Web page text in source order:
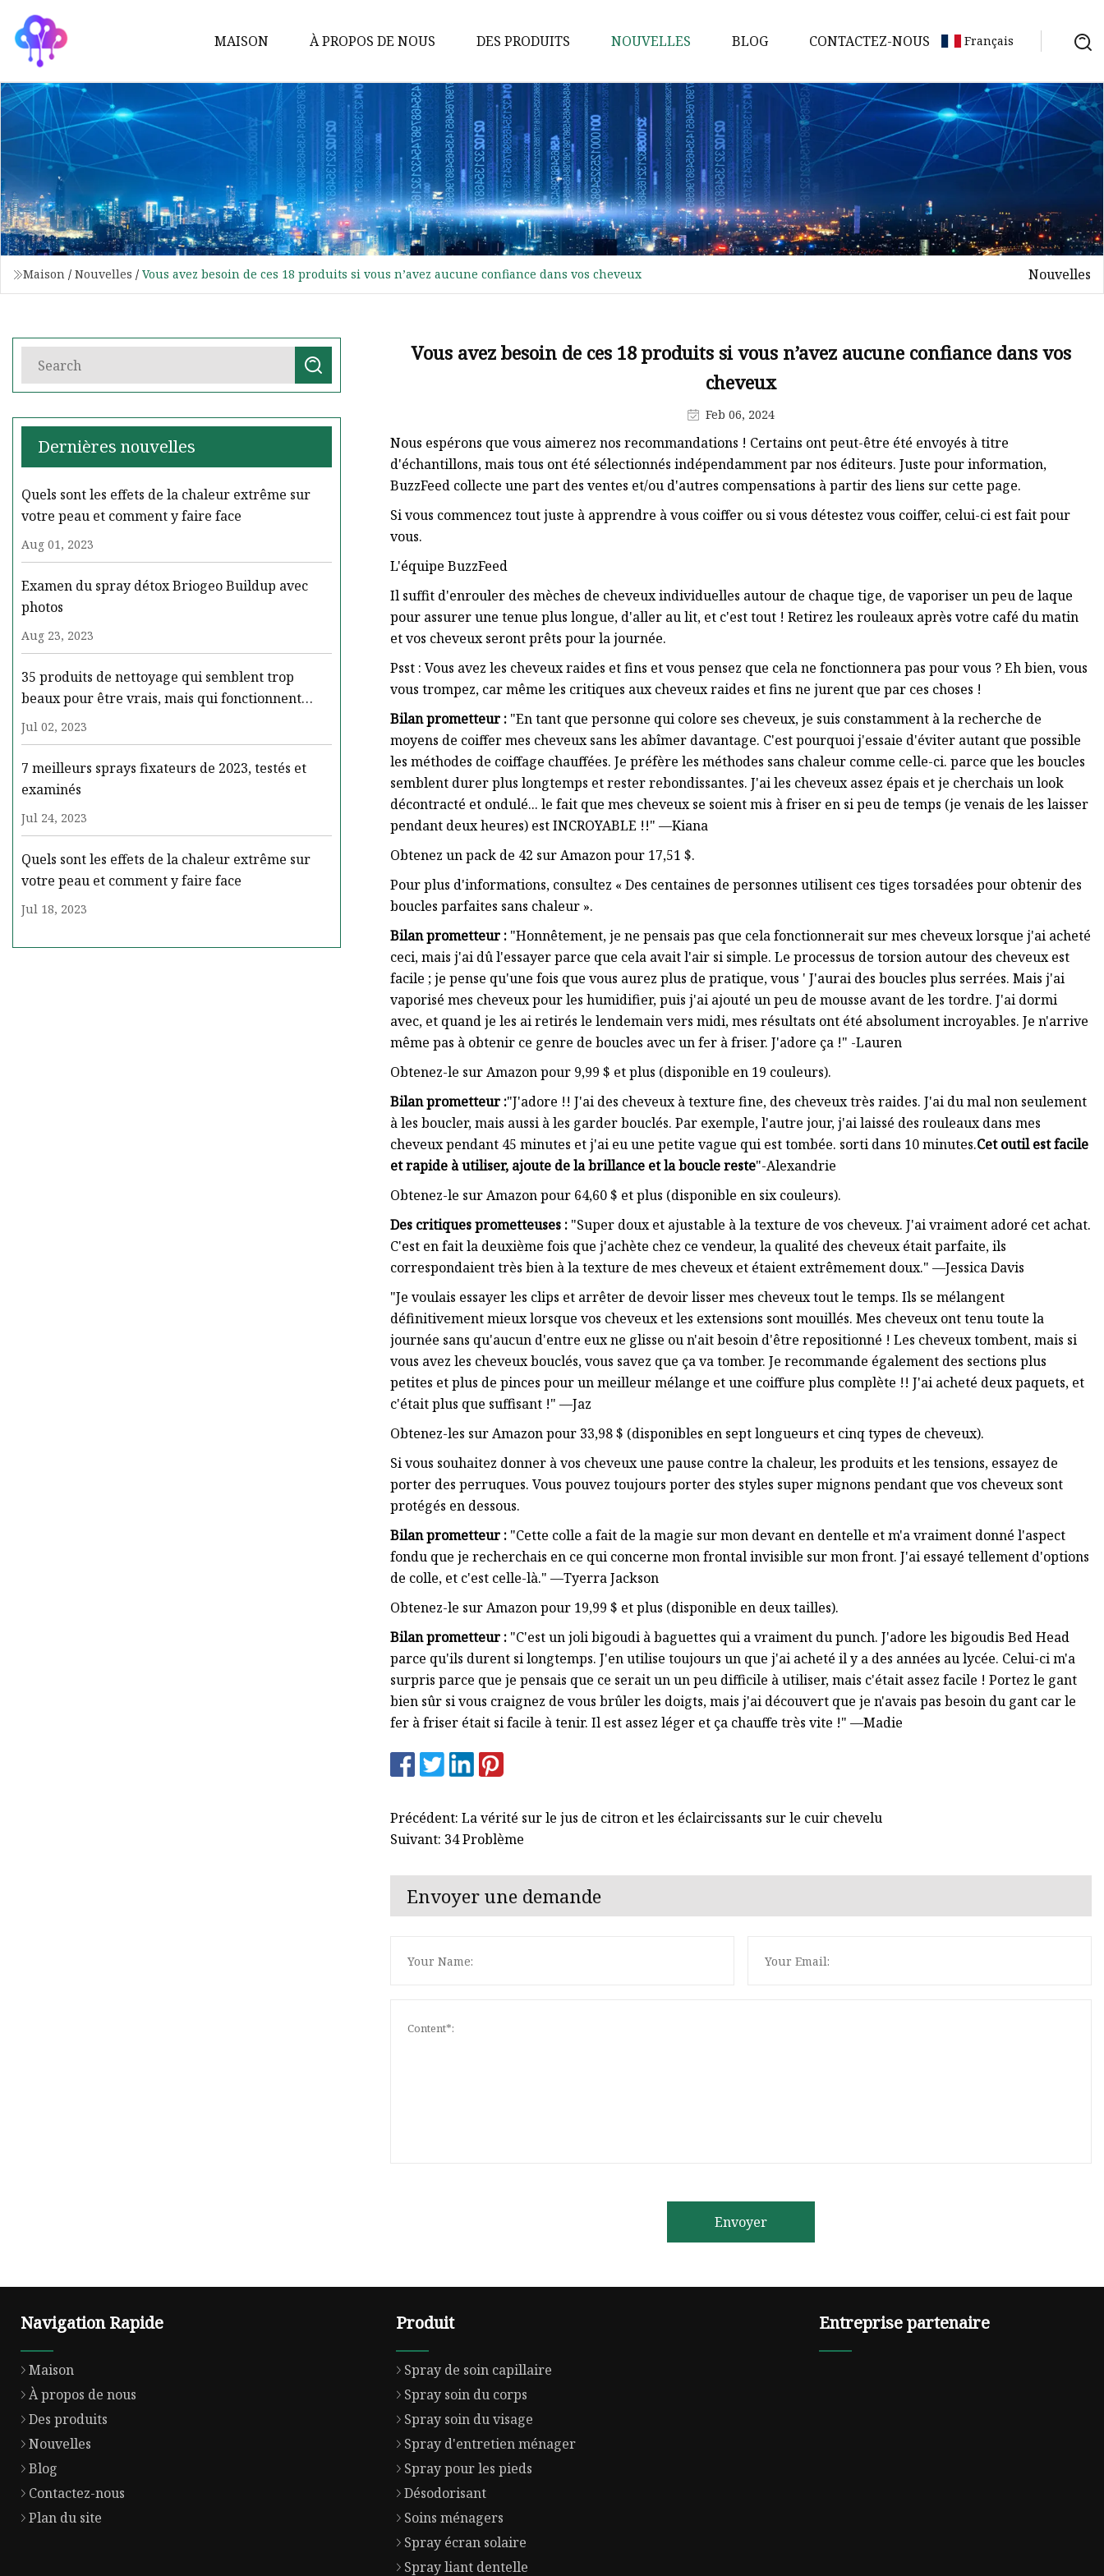
MAISON À PROPOS DE NOUS DES PRODUITS
Spray de soin capillaire
Spray soin du corps
Spray soin du visage
Spray d'entretien ménager
Spray pour les pieds
Désodorisant
Soins ménagers
Spray liant dentelle
NOUVELLES BLOG CONTACTEZ-NOUS Français
Maison / Nouvelles / Vous avez besoin de ces 18 produits si vous n’avez aucune confiance dans vos cheveux Nouvelles
Dernières nouvelles
Quels sont les effets de la chaleur extrême sur
votre peau et comment y faire face
Aug 01, 2023
Examen du spray détox Briogeo Buildup avec
photos
Aug 23, 2023
35 produits de nettoyage qui semblent trop
beaux pour être vrais, mais qui fonctionnent
réellement
Jul 02, 2023
7 meilleurs sprays fixateurs de 2023, testés et
examinés
Jul 24, 2023
Quels sont les effets de la chaleur extrême sur
votre peau et comment y faire face
Jul 18, 2023
Vous avez besoin de ces 18 produits si vous n’avez aucune confiance dans vos
cheveux
Feb 06, 2024
Nous espérons que vous aimerez nos recommandations ! Certains ont peut-être été envoyés à titre
d'échantillons, mais tous ont été sélectionnés indépendamment par nos éditeurs. Juste pour information,
BuzzFeed collecte une part des ventes et/ou d'autres compensations à partir des liens sur cette page.
Si vous commencez tout juste à apprendre à vous coiffer ou si vous détestez vous coiffer, celui-ci est fait pour
vous.
L'équipe BuzzFeed
Il suffit d'enrouler des mèches de cheveux individuelles autour de chaque tige, de vaporiser un peu de laque
pour assurer une tenue plus longue, d'aller au lit, et c'est tout ! Retirez les rouleaux après votre café du matin
et vos cheveux seront prêts pour la journée.
Psst : Vous avez les cheveux raides et fins et vous pensez que cela ne fonctionnera pas pour vous ? Eh bien, vous
vous trompez, car même les critiques aux cheveux raides et fins ne jurent que par ces choses !
Bilan prometteur : "En tant que personne qui colore ses cheveux, je suis constamment à la recherche de
moyens de coiffer mes cheveux sans les abîmer davantage. C'est pourquoi j'essaie d'éviter autant que possible
les méthodes de coiffage chauffées. Je préfère les méthodes sans chaleur comme celle-ci. parce que les boucles
semblent durer plus longtemps et rester rebondissantes. J'ai les cheveux assez épais et je cherchais un look
décontracté et ondulé... le fait que mes cheveux se soient mis à friser en si peu de temps (je venais de les laisser
pendant deux heures) est INCROYABLE !!" —Kiana
Obtenez un pack de 42 sur Amazon pour 17,51 $.
Pour plus d'informations, consultez « Des centaines de personnes utilisent ces tiges torsadées pour obtenir des
boucles parfaites sans chaleur ».
Bilan prometteur : "Honnêtement, je ne pensais pas que cela fonctionnerait sur mes cheveux lorsque j'ai acheté
ceci, mais j'ai dû l'essayer parce que cela avait l'air si simple. Le processus de torsion autour des cheveux est
facile ; je pense qu'une fois que vous aurez plus de pratique, vous ' J'aurai des boucles plus serrées. Mais j'ai
vaporisé mes cheveux pour les humidifier, puis j'ai ajouté un peu de mousse avant de les tordre. J'ai dormi
avec, et quand je les ai retirés le lendemain vers midi, mes résultats ont été absolument incroyables. Je n'arrive
même pas à obtenir ce genre de boucles avec un fer à friser. J'adore ça !" -Lauren
Obtenez-le sur Amazon pour 9,99 $ et plus (disponible en 19 couleurs).
Bilan prometteur :"J'adore !! J'ai des cheveux à texture fine, des cheveux très raides. J'ai du mal non seulement
à les boucler, mais aussi à les garder bouclés. Par exemple, l'autre jour, j'ai laissé des rouleaux dans mes
cheveux pendant 45 minutes et j'ai eu une petite vague qui est tombée. sorti dans 10 minutes.Cet outil est facile
et rapide à utiliser, ajoute de la brillance et la boucle reste"-Alexandrie
Obtenez-le sur Amazon pour 64,60 $ et plus (disponible en six couleurs).
Des critiques prometteuses : "Super doux et ajustable à la texture de vos cheveux. J'ai vraiment adoré cet achat.
C'est en fait la deuxième fois que j'achète chez ce vendeur, la qualité des cheveux était parfaite, ils
correspondaient très bien à la texture de mes cheveux et étaient extrêmement doux." —Jessica Davis
"Je voulais essayer les clips et arrêter de devoir lisser mes cheveux tout le temps. Ils se mélangent
définitivement mieux lorsque vos cheveux et les extensions sont mouillés. Mes cheveux ont tenu toute la
journée sans qu'aucun d'entre eux ne glisse ou n'ait besoin d'être repositionné ! Les cheveux tombent, mais si
vous avez les cheveux bouclés, vous savez que ça va tomber. Je recommande également des sections plus
petites et plus de pinces pour un meilleur mélange et une coiffure plus complète !! J'ai acheté deux paquets, et
c'était plus que suffisant !" —Jaz
Obtenez-les sur Amazon pour 33,98 $ (disponibles en sept longueurs et cinq types de cheveux).
Si vous souhaitez donner à vos cheveux une pause contre la chaleur, les produits et les tensions, essayez de
porter des perruques. Vous pouvez toujours porter des styles super mignons pendant que vos cheveux sont
protégés en dessous.
Bilan prometteur : "Cette colle a fait de la magie sur mon devant en dentelle et m'a vraiment donné l'aspect
fondu que je recherchais en ce qui concerne mon frontal invisible sur mon front. J'ai essayé tellement d'options
de colle, et c'est celle-là." —Tyerra Jackson
Obtenez-le sur Amazon pour 19,99 $ et plus (disponible en deux tailles).
Bilan prometteur : "C'est un joli bigoudi à baguettes qui a vraiment du punch. J'adore les bigoudis Bed Head
parce qu'ils durent si longtemps. J'en utilise toujours un que j'ai acheté il y a des années au lycée. Celui-ci m'a
surpris parce que je pensais que ce serait un un peu difficile à utiliser, mais c'était assez facile ! Portez le gant
bien sûr si vous craignez de vous brûler les doigts, mais j'ai découvert que je n'avais pas besoin du gant car le
fer à friser était si facile à tenir. Il est assez léger et ça chauffe très vite !" —Madie
Précédent: La vérité sur le jus de citron et les éclaircissants sur le cuir chevelu
Suivant: 34 Problème
Envoyer une demande
Envoyer
Navigation Rapide
Maison
À propos de nous
Des produits
Nouvelles
Blog
Contactez-nous
Plan du site
Produit
Spray de soin capillaire
Spray soin du corps
Spray soin du visage
Spray d'entretien ménager
Spray pour les pieds
Désodorisant
Soins ménagers
Spray écran solaire
Spray liant dentelle
Entreprise partenaire